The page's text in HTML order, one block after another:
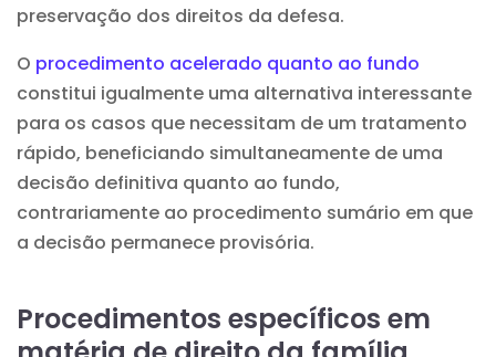
preservação dos direitos da defesa.
O procedimento acelerado quanto ao fundo
constitui igualmente uma alternativa interessante
para os casos que necessitam de um tratamento
rápido, beneficiando simultaneamente de uma
decisão definitiva quanto ao fundo,
contrariamente ao procedimento sumário em que
a decisão permanece provisória.
Procedimentos específicos em